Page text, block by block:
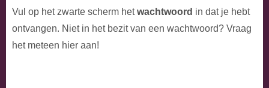
Vul op het zwarte scherm hetwachtwoord in dat je hebt
ontvangen. Niet in het bezit van een wachtwoord? Vraag
het meteen hier aan!